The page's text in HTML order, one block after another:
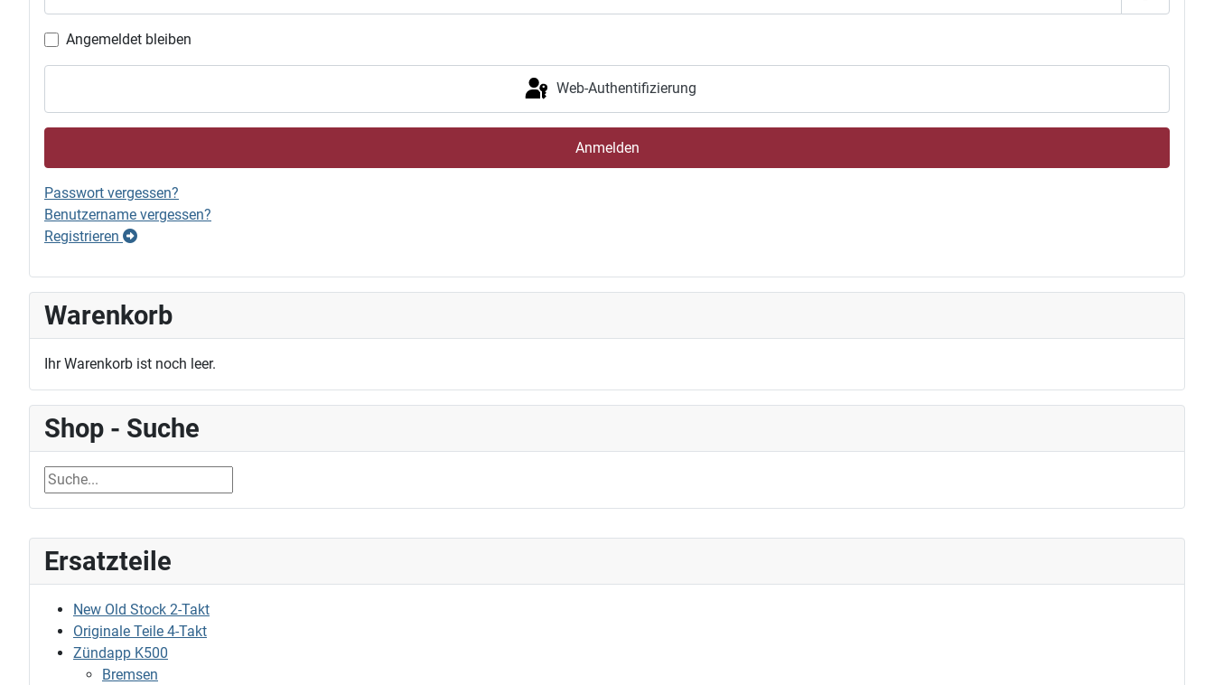
Ersatzteile
New Old Stock 2-Takt
Originale Teile 4-Takt
Zündapp K500
Bremsen
Passwort
Angemeldet bleiben
Web-Authentifizierung
Anmelden
Passwort vergessen?
Benutzername vergessen?
Registrieren
Warenkorb
Ihr Warenkorb ist noch leer.
Shop - Suche